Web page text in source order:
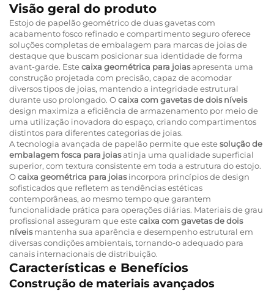
Visão geral do produto
Estojo de papelão geométrico de duas gavetas com
acabamento fosco refinado e compartimento seguro oferece
soluções completas de embalagem para marcas de joias de
destaque que buscam posicionar sua identidade de forma
avant-garde. Estecaixa geométrica para joiasapresenta uma
construção projetada com precisão, capaz de acomodar
diversos tipos de joias, mantendo a integridade estrutural
durante uso prolongado. Ocaixa com gavetas de dois níveis
design maximiza a eficiência de armazenamento por meio de
uma utilização inovadora do espaço, criando compartimentos
distintos para diferentes categorias de joias.
A tecnologia avançada de papelão permite que estesolução de
embalagem fosca para joiasatinja uma qualidade superficial
superior, com textura consistente em toda a estrutura do estojo.
Ocaixa geométrica para joiasincorpora princípios de design
sofisticados que refletem as tendências estéticas
contemporâneas, ao mesmo tempo que garantem
funcionalidade prática para operações diárias. Materiais de grau
profissional asseguram que estecaixa com gavetas de dois
níveismantenha sua aparência e desempenho estrutural em
diversas condições ambientais, tornando-o adequado para
canais internacionais de distribuição.
Características e Benefícios
Construção de materiais avançados